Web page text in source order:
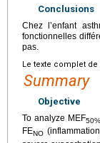
Conclusions
Chez l’enfant
fonctionnelles
pas.
Le texte complet
Summary
Objective
To analyze MEF50%
FENO